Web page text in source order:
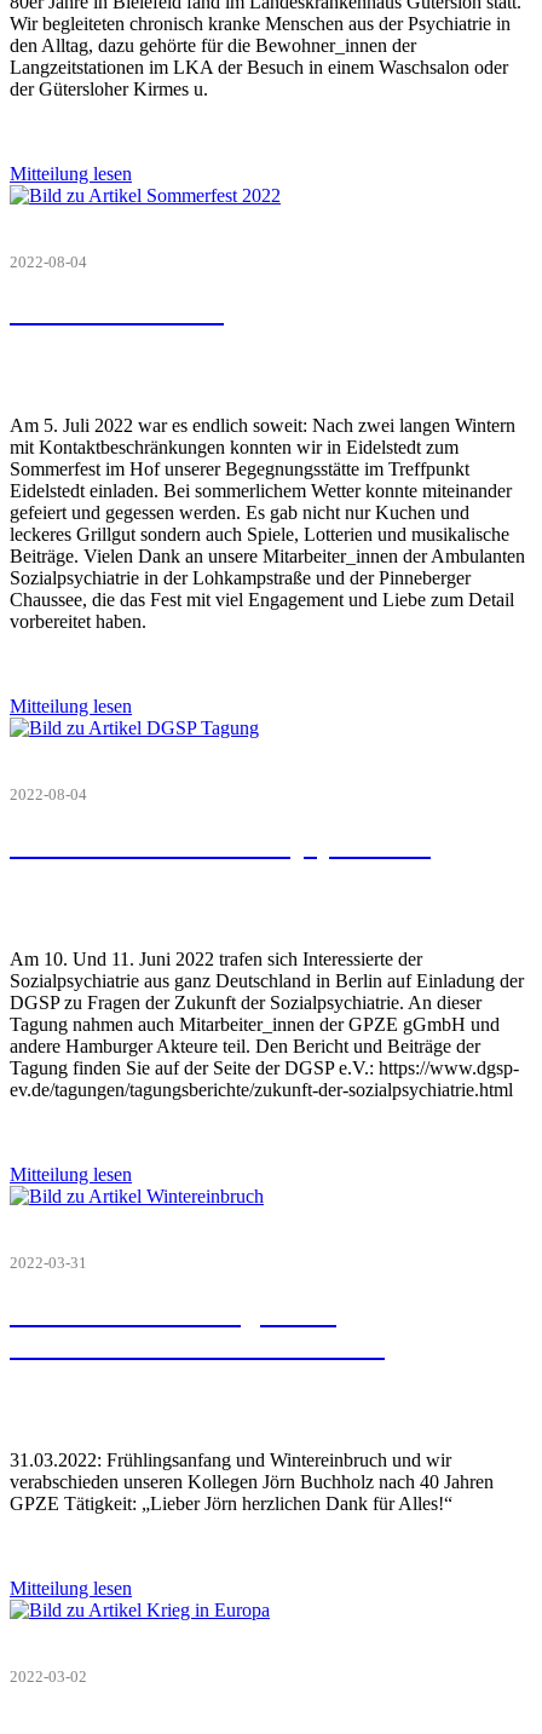
Wir begleiteten chronisch kranke Menschen aus der Psychiatrie in
den Alltag, dazu gehörte für die Bewohner_innen der
Langzeitstationen im LKA der Besuch in einem Waschsalon oder
der Gütersloher Kirmes u.
Mitteilung lesen
2022-08-04
Am 5. Juli 2022 war es endlich soweit: Nach zwei langen Wintern
mit Kontaktbeschränkungen konnten wir in Eidelstedt zum
Sommerfest im Hof unserer Begegnungsstätte im Treffpunkt
Eidelstedt einladen. Bei sommerlichem Wetter konnte miteinander
gefeiert und gegessen werden. Es gab nicht nur Kuchen und
leckeres Grillgut sondern auch Spiele, Lotterien und musikalische
Beiträge. Vielen Dank an unsere Mitarbeiter_innen der Ambulanten
Sozialpsychiatrie in der Lohkampstraße und der Pinneberger
Chaussee, die das Fest mit viel Engagement und Liebe zum Detail
vorbereitet haben.
Mitteilung lesen
2022-08-04
Am 10. Und 11. Juni 2022 trafen sich Interessierte der
Sozialpsychiatrie aus ganz Deutschland in Berlin auf Einladung der
DGSP zu Fragen der Zukunft der Sozialpsychiatrie. An dieser
Tagung nahmen auch Mitarbeiter_innen der GPZE gGmbH und
andere Hamburger Akteure teil. Den Bericht und Beiträge der
Tagung finden Sie auf der Seite der DGSP e.V.: https://www.dgsp-
ev.de/tagungen/tagungsberichte/zukunft-der-sozialpsychiatrie.html
Mitteilung lesen
2022-03-31
31.03.2022: Frühlingsanfang und Wintereinbruch und wir
verabschieden unseren Kollegen Jörn Buchholz nach 40 Jahren
GPZE Tätigkeit: „Lieber Jörn herzlichen Dank für Alles!“
Mitteilung lesen
2022-03-02